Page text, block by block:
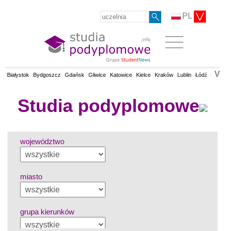
PL
Białystok Bydgoszcz Gdańsk Gliwice Katowice Kielce Kraków Lublin Łódź V
Studia podyplomowe
województwo
miasto
grupa kierunków